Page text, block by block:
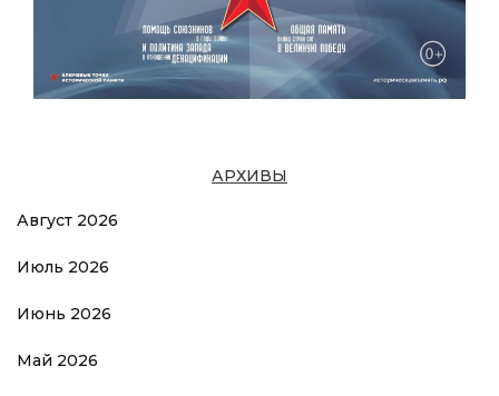
АРХИВЫ
Август 2026
Июль 2026
Июнь 2026
Май 2026